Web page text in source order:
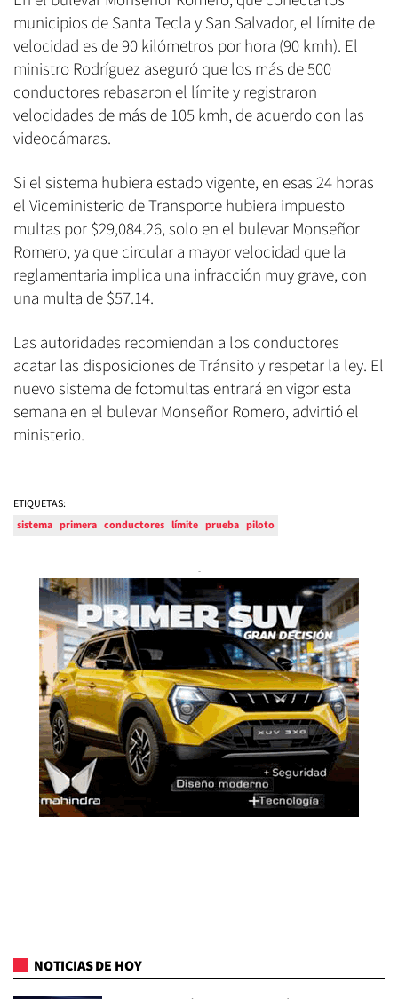
municipios de Santa Tecla y San Salvador, el límite de
velocidad es de 90 kilómetros por hora (90 kmh). El
ministro Rodríguez aseguró que los más de 500
conductores rebasaron el límite y registraron
velocidades de más de 105 kmh, de acuerdo con las
videocámaras.
Si el sistema hubiera estado vigente, en esas 24 horas
el Viceministerio de Transporte hubiera impuesto
multas por $29,084.26, solo en el bulevar Monseñor
Romero, ya que circular a mayor velocidad que la
reglamentaria implica una infracción muy grave, con
una multa de $57.14.
Las autoridades recomiendan a los conductores
acatar las disposiciones de Tránsito y respetar la ley. El
nuevo sistema de fotomultas entrará en vigor esta
semana en el bulevar Monseñor Romero, advirtió el
ministerio.
ETIQUETAS:
sistema primera conductores límite prueba piloto
NOTICIAS DE HOY